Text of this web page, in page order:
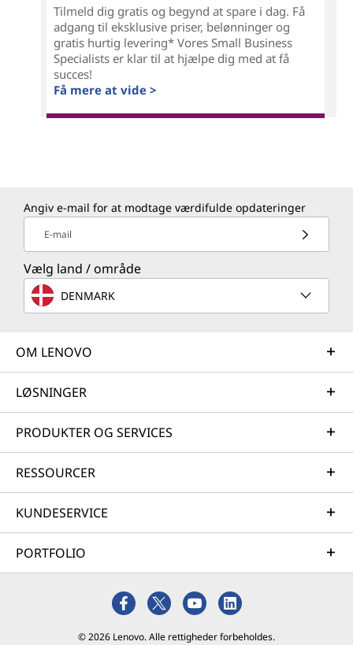
Tilmeld dig gratis og begynd at spare i dag. Få
adgang til eksklusive priser, belønninger og
gratis hurtig levering* Vores Small Business
Specialists er klar til at hjælpe dig med at få
succes!
Få mere at vide >
Angiv e-mail for at modtage værdifulde opdateringer
E-mail
Vælg land / område
DENMARK
OM LENOVO
LØSNINGER
PRODUKTER OG SERVICES
RESSOURCER
KUNDESERVICE
PORTFOLIO
© 2026 Lenovo. Alle rettigheder forbeholdes.